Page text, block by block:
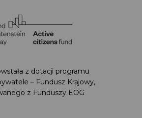
z dotacji programu Aktywni
– Fundusz Krajowy,